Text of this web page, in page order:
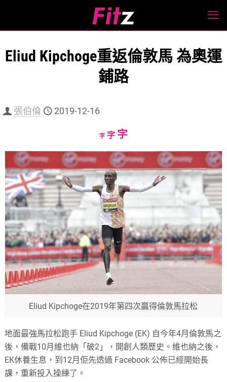
Eliud Kipchoge重返倫敦馬 為奧運
鋪路
張伯倫 2019-12-16
字Decrease
size.
字Reset
size.
字Increase
size.
Eliud Kipchoge在2019年第四次贏得倫敦馬拉松
地面最強馬拉松跑手 Eliud Kipchoge (EK) 自今年4月倫敦馬之
後，備戰10月維也納「破2」，開創人類歷史。維也納之後，
EK休養生息，到12月佢先透過 Facebook 公佈已經開始長
課，重新投入操練了。